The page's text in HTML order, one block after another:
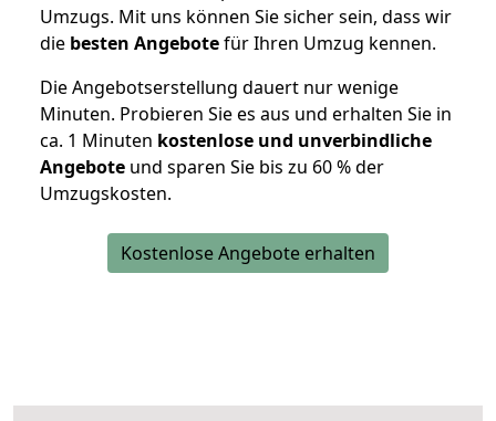
Umzugs. Mit uns können Sie sicher sein, dass wir
die besten Angebotefür Ihren Umzug kennen.
Die Angebotserstellung dauert nur wenige
Minuten. Probieren Sie es aus und erhalten Sie in
ca. 1 Minuten kostenlose und unverbindliche
Angebote und sparen Sie bis zu 60 % der
Umzugskosten.
Kostenlose Angebote erhalten